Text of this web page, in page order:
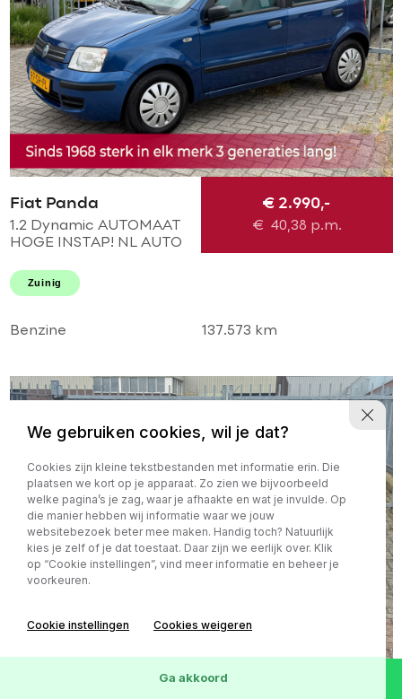
Fiat Panda
1.2 Dynamic AUTOMAAT
HOGE INSTAP! NL AUTO
Centraal! NIEUWE APK l
RECENT NIEUWE
€ 2.990,-
€ 40,38 p.m.
Zuinig
Benzine 137.573 km
We gebruiken cookies, wil je dat?
Cookies zijn kleine tekstbestanden met informatie erin. Die
plaatsen we kort op je apparaat. Zo zien we bijvoorbeeld
welke pagina’s je zag, waar je afhaakte en wat je invulde. Op
die manier hebben wij informatie waar we jouw
websitebezoek beter mee maken. Handig toch? Natuurlijk
kies je zelf of je dat toestaat. Daar zijn we eerlijk over. Klik
op “Cookie instellingen”, vind meer informatie en beheer je
voorkeuren.
Cookie instellingen Cookies weigeren
Ga akkoord